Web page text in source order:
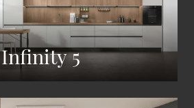
Infinity 5